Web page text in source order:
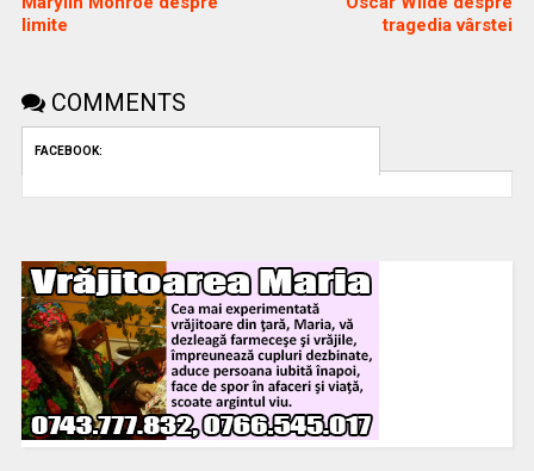
limite
tragedia vârstei
COMMENTS
FACEBOOK: